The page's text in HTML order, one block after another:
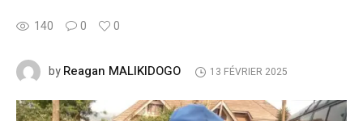
140 0 0
byReagan MALIKIDOGO 13 FÉVRIER 2025